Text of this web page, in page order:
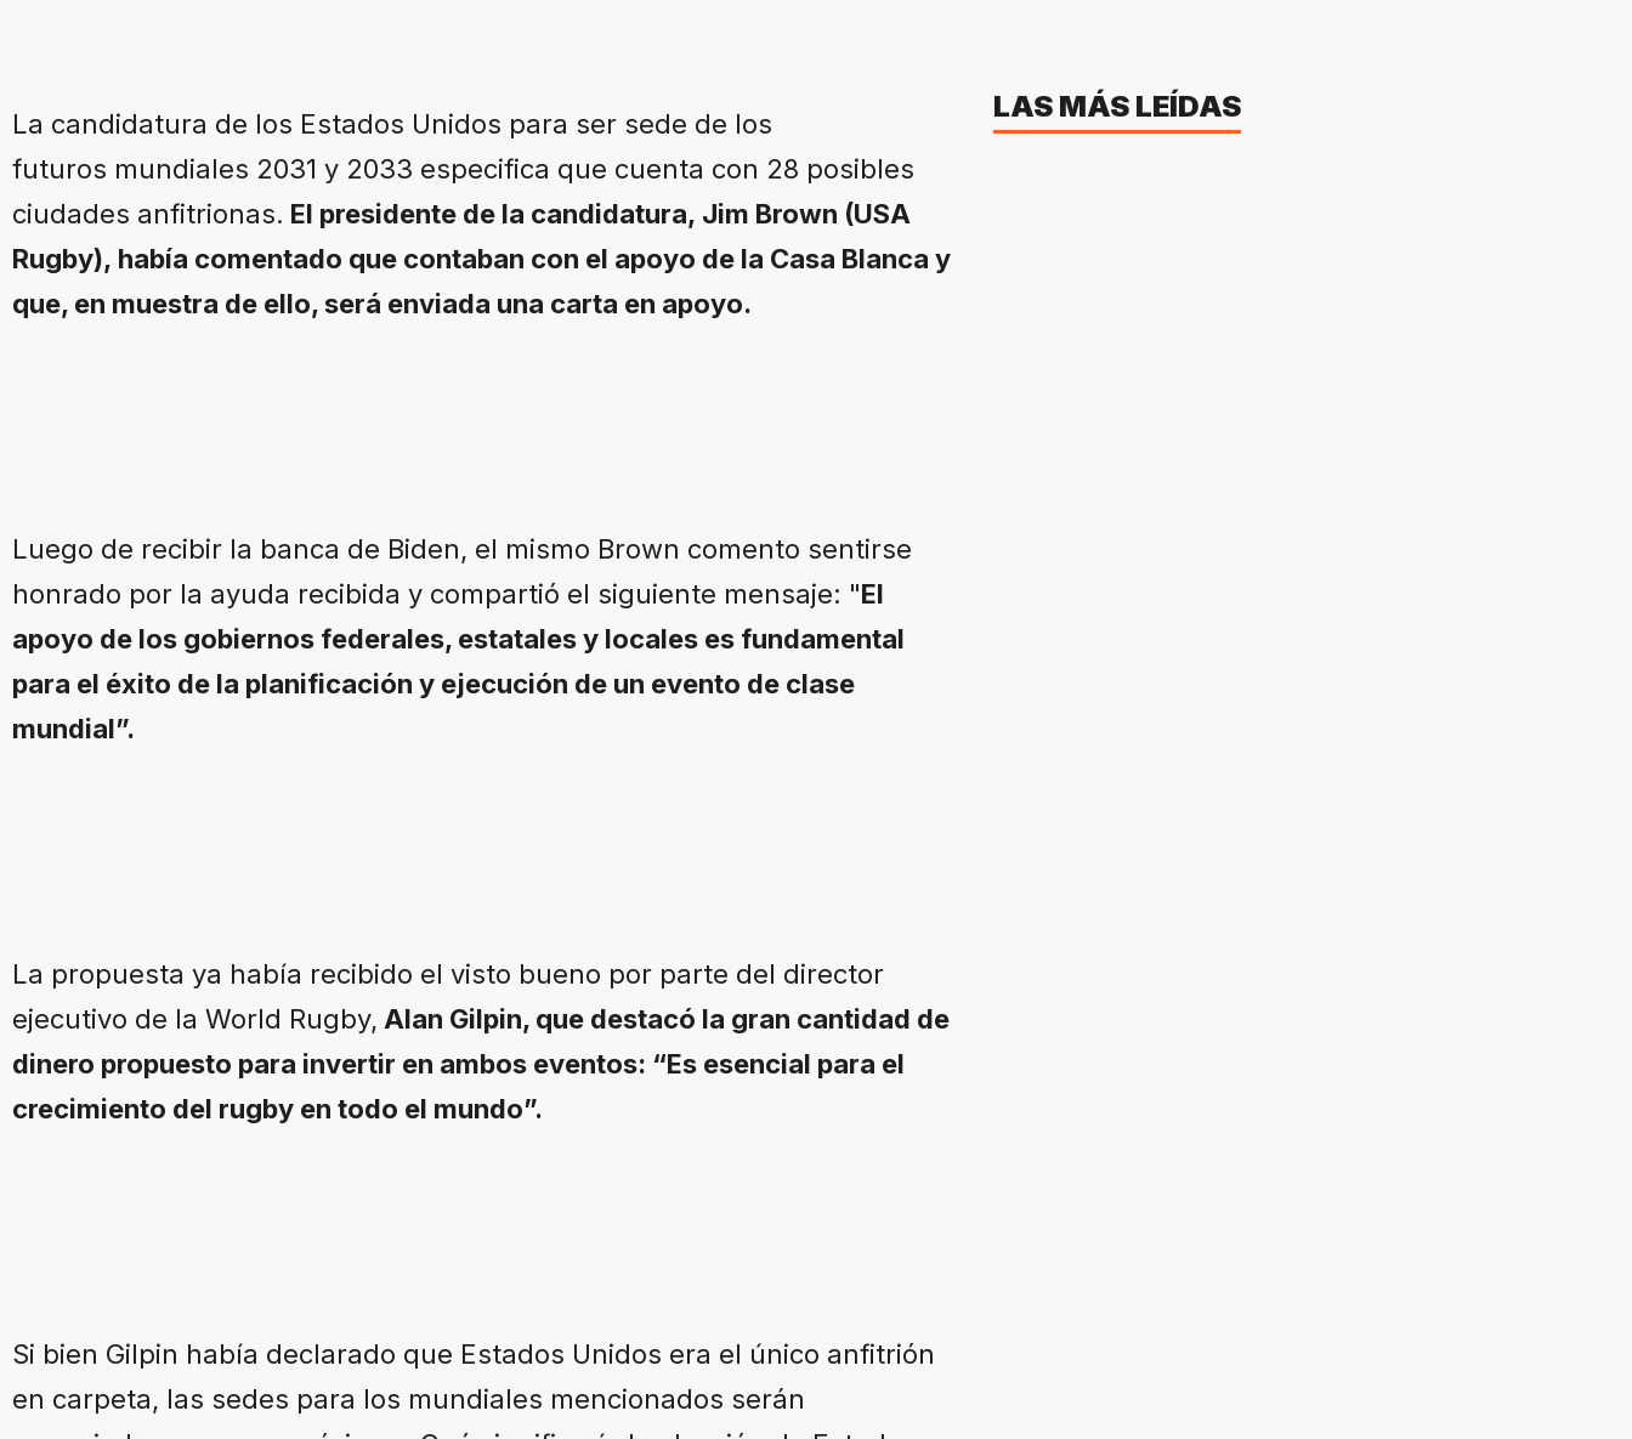
La candidatura de los Estados Unidos para ser sede de los
futuros mundiales 2031 y 2033 especifica que cuenta con 28 posibles
ciudades anfitrionas. El presidente de la candidatura, Jim Brown (USA
Rugby), había comentado que contaban con el apoyo de la Casa Blanca y
que, en muestra de ello, será enviada una carta en apoyo.
Luego de recibir la banca de Biden, el mismo Brown comento sentirse
honrado por la ayuda recibida y compartió el siguiente mensaje: "El
apoyo de los gobiernos federales, estatales y locales es fundamental
para el éxito de la planificación y ejecución de un evento de clase
mundial”.
La propuesta ya había recibido el visto bueno por parte del director
ejecutivo de la World Rugby, Alan Gilpin, que destacó la gran cantidad de
dinero propuesto para invertir en ambos eventos: “Es esencial para el
crecimiento del rugby en todo el mundo”.
Si bien Gilpin había declarado que Estados Unidos era el único anfitrión
en carpeta, las sedes para los mundiales mencionados serán
LAS MÁS LEÍDAS